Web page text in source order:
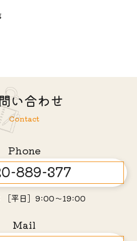
い合わせ
Contact
Phone
889-377
［平日］9:00～19:00
Mail